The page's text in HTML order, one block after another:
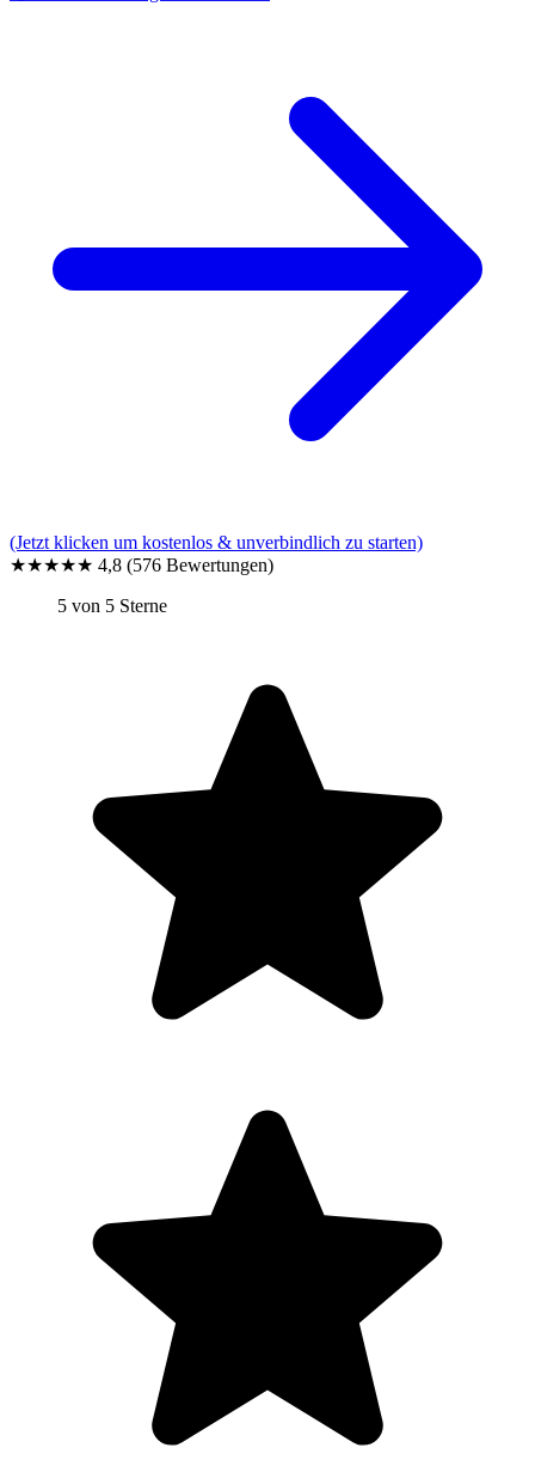
(Jetzt klicken um kostenlos & unverbindlich zu starten)
★★★★★ 4,8 (576 Bewertungen)
5 von 5 Sterne